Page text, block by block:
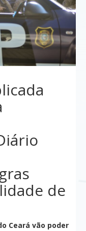
de
Ceará vão poder